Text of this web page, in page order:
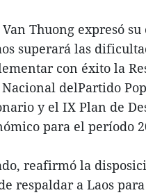
Thuong expresó
superará las
con éxito la
Nacional delPartido
y el IX Plan de
para el período
reafirmó la
respaldar a Laos